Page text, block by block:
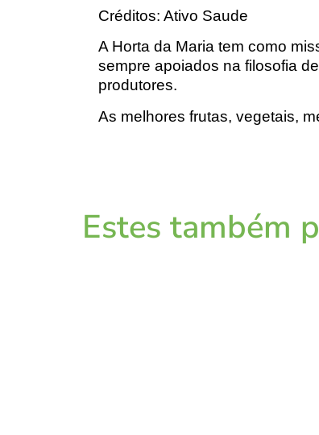
Créditos: Ativo Saude
A Horta da Maria tem como
sempre apoiados na filosofia
produtores.
As melhores frutas, vegetais,
Estes também